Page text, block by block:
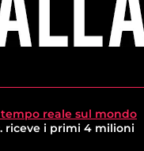
reale sul mondo
riceve i primi 4 milioni